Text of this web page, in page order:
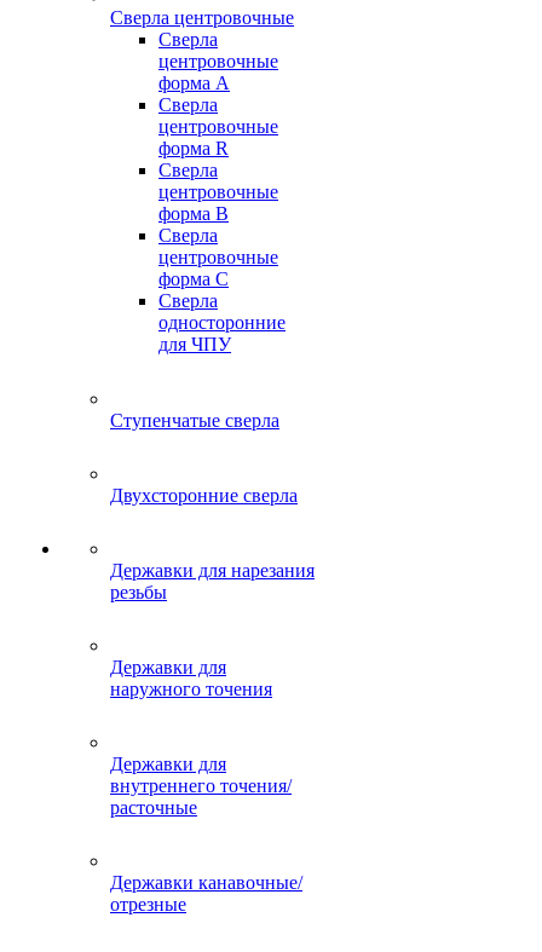
Сверла центровочные
Сверла
центровочные
форма A
Сверла
центровочные
форма R
Сверла
центровочные
форма B
Сверла
центровочные
форма C
Сверла
односторонние
для ЧПУ
Ступенчатые сверла
Двухсторонние сверла
Державки для нарезания
резьбы
Державки для
наружного точения
Державки для
внутреннего точения/
расточные
Державки канавочные/
отрезные